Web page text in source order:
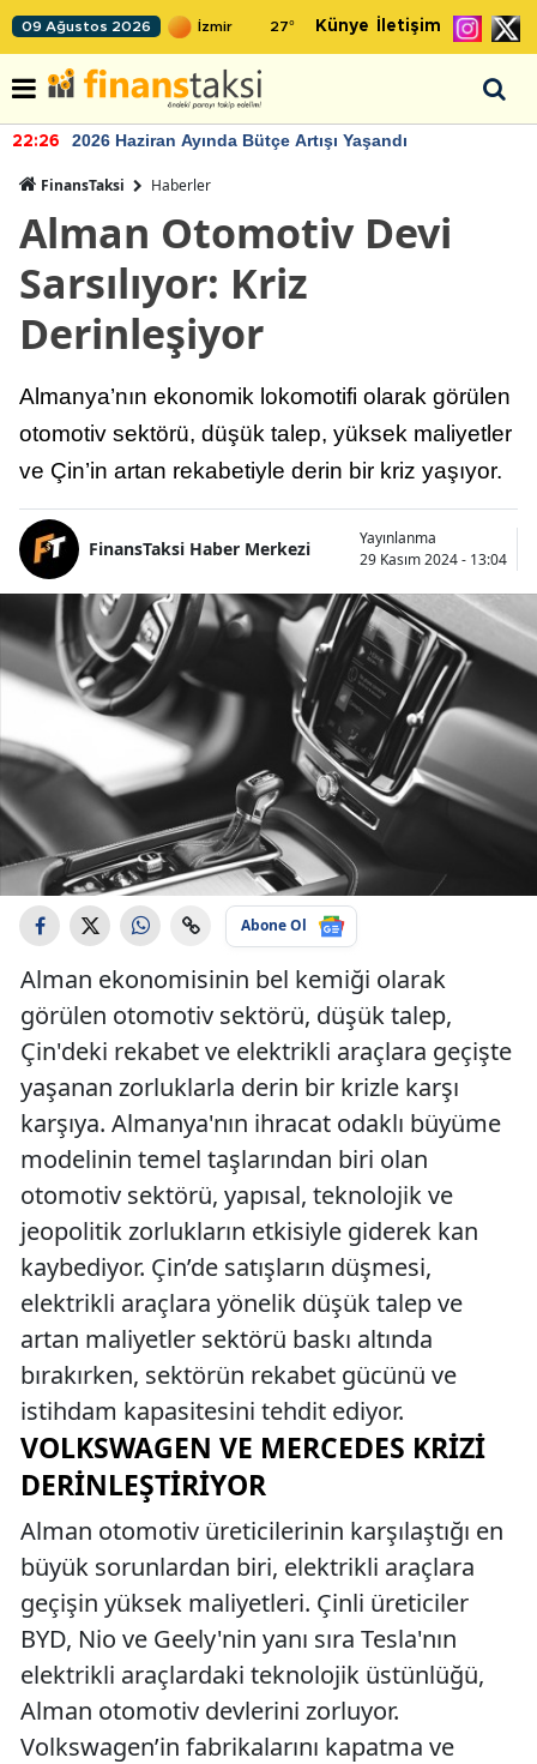
09 Ağustos 2026 27° Künye İletişim
22:26 2026 Haziran Ayında Bütçe Artışı Yaşandı
FinansTaksi Haberler
Alman Otomotiv Devi
Sarsılıyor: Kriz
Derinleşiyor
Almanya’nın ekonomik lokomotifi olarak görülen
otomotiv sektörü, düşük talep, yüksek maliyetler
ve Çin’in artan rekabetiyle derin bir kriz yaşıyor.
FinansTaksi Haber Merkezi
Yayınlanma
29 Kasım 2024 - 13:04
Abone Ol
Alman ekonomisinin bel kemiği olarak
görülen otomotiv sektörü, düşük talep,
Çin'deki rekabet ve elektrikli araçlara geçişte
yaşanan zorluklarla derin bir krizle karşı
karşıya. Almanya'nın ihracat odaklı büyüme
modelinin temel taşlarından biri olan
otomotiv sektörü, yapısal, teknolojik ve
jeopolitik zorlukların etkisiyle giderek kan
kaybediyor. Çin’de satışların düşmesi,
elektrikli araçlara yönelik düşük talep ve
artan maliyetler sektörü baskı altında
bırakırken, sektörün rekabet gücünü ve
istihdam kapasitesini tehdit ediyor.
VOLKSWAGEN VE MERCEDES KRIZI
DERINLEŞTIRIYOR
Alman otomotiv üreticilerinin karşılaştığı en
büyük sorunlardan biri, elektrikli araçlara
geçişin yüksek maliyetleri. Çinli üreticiler
BYD, Nio ve Geely'nin yanı sıra Tesla'nın
elektrikli araçlardaki teknolojik üstünlüğü,
Alman otomotiv devlerini zorluyor.
Volkswagen’in fabrikalarını kapatma ve